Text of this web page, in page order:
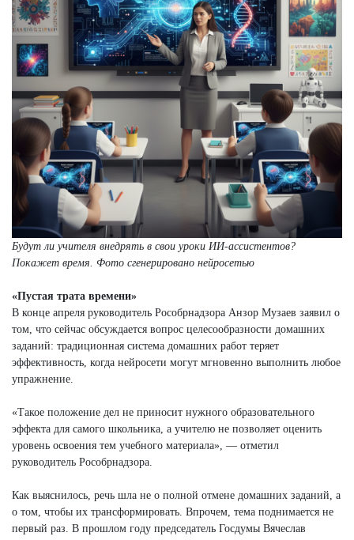
Будут ли учителя внедрять в свои уроки ИИ-ассистентов?
Покажет время. Фото сгенерировано нейросетью
«Пустая трата времени»
В конце апреля руководитель Рособрнадзора Анзор Музаев заявил о
том, что сейчас обсуждается вопрос целесообразности домашних
заданий: традиционная система домашних работ теряет
эффективность, когда нейросети могут мгновенно выполнить любое
упражнение.
«Такое положение дел не приносит нужного образовательного
эффекта для самого школьника, а учителю не позволяет оценить
уровень освоения тем учебного материала», — отметил
руководитель Рособрнадзора.
Как выяснилось, речь шла не о полной отмене домашних заданий, а
о том, чтобы их трансформировать. Впрочем, тема поднимается не
первый раз. В прошлом году председатель Госдумы Вячеслав